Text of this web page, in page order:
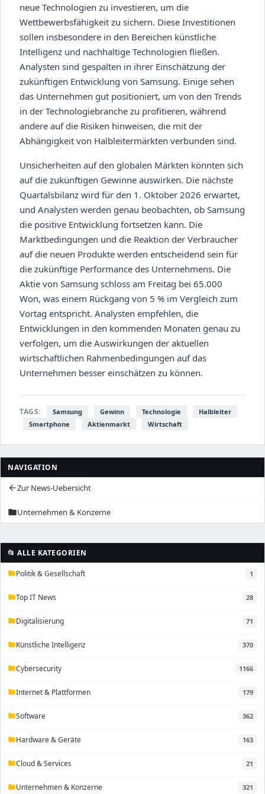
NAVIGATION
arrow_backZur News-Uebersicht
folderUnternehmen & Konzerne
📂 ALLE KATEGORIEN
folderPolitik & Gesellschaft 1
folderTop IT News 28
folderDigitalisierung 71
folderKünstliche Intelligenz 370
folderCybersecurity 1166
folderInternet & Plattformen 179
folderSoftware 362
folderHardware & Geräte 163
folderCloud & Services 21
folderUnternehmen & Konzerne 321
neue Technologien zu investieren, um die
Wettbewerbsfähigkeit zu sichern. Diese Investitionen
sollen insbesondere in den Bereichen künstliche
Intelligenz und nachhaltige Technologien fließen.
Analysten sind gespalten in ihrer Einschätzung der
zukünftigen Entwicklung von Samsung. Einige sehen
das Unternehmen gut positioniert, um von den Trends
in der Technologiebranche zu profitieren, während
andere auf die Risiken hinweisen, die mit der
Abhängigkeit von Halbleitermärkten verbunden sind.
Unsicherheiten auf den globalen Märkten könnten sich
auf die zukünftigen Gewinne auswirken. Die nächste
Quartalsbilanz wird für den 1. Oktober 2026 erwartet,
und Analysten werden genau beobachten, ob Samsung
die positive Entwicklung fortsetzen kann. Die
Marktbedingungen und die Reaktion der Verbraucher
auf die neuen Produkte werden entscheidend sein für
die zukünftige Performance des Unternehmens. Die
Aktie von Samsung schloss am Freitag bei 65.000
Won, was einem Rückgang von 5 % im Vergleich zum
Vortag entspricht. Analysten empfehlen, die
Entwicklungen in den kommenden Monaten genau zu
verfolgen, um die Auswirkungen der aktuellen
wirtschaftlichen Rahmenbedingungen auf das
Unternehmen besser einschätzen zu können.
TAGS: Samsung Gewinn Technologie
Halbleiter
Smartphone
Aktienmarkt Wirtschaft